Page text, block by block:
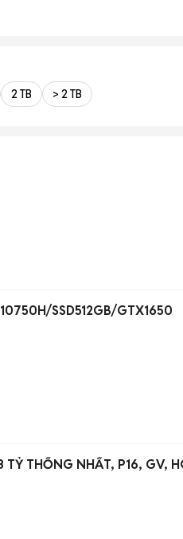
2 TB > 2 TB
SSD512GB/GTX1650
THỐNG NHẤT, P16, GV,